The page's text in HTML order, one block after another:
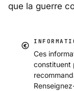
que la guerre
Ces
constituent